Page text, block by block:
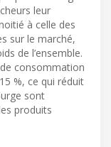
leur
à celle des
sur le marché,
de l’ensemble.
consommation
%, ce qui réduit
sont
produits